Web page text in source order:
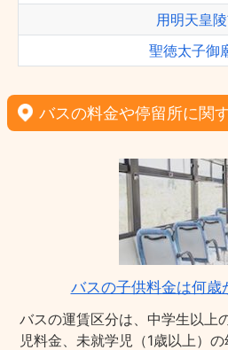
用明天皇
聖徳太子御
バスの料金や停留所に関
バスの子供料金は何歳
バスの運賃区分は、中学生以上
児料金、未就学児（1歳以上）